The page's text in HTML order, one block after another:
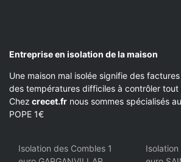
Entreprise en isolation de la maison
Une maison mal isolée signifie des
des températures difficiles à contrôler tout
Chez crecet.fr nous sommes spécialisés
POPE 1€
Isolation des Combles 1
Isolation